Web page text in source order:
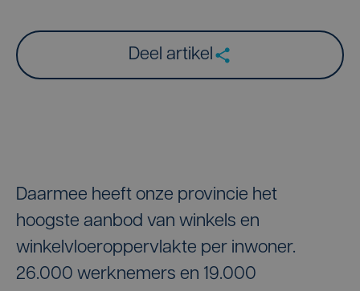
Deel artikel
Daarmee heeft onze provincie het
hoogste aanbod van winkels en
winkelvloeroppervlakte per inwoner.
26.000 werknemers en 19.000